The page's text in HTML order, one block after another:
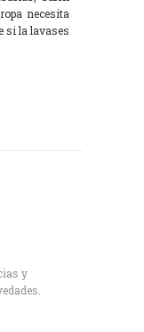
necesita
si la lavases
y